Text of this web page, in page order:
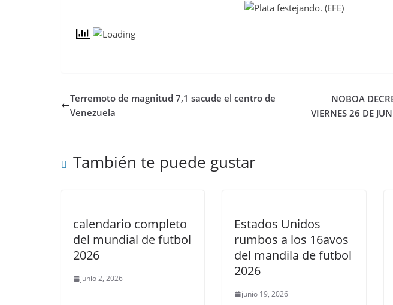
Terremoto de magnitud 7,1 sacude el centro de
Venezuela
NOBOA
VIERNES 26 DE
También te puede gustar
calendario completo
del mundial de futbol
2026
junio 2, 2026
Estados Unidos
rumbos a los 16avos
del mandila de futbol
2026
junio 19, 2026